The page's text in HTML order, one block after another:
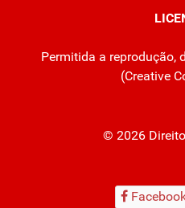
Permitida a reprodução,
(Creative
© 2026